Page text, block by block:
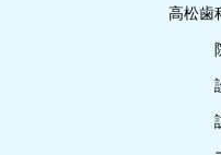
高松歯